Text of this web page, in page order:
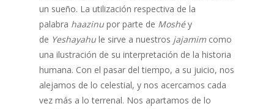
un sueño. La utilización respectiva de la
palabra haazinu por parte de Moshéy
de Yeshayahu le sirve a nuestros jajamim como
una ilustración de su interpretación de la historia
humana. Con el pasar del tiempo, a su juicio, nos
alejamos de lo celestial, y nos acercamos cada
vez más a lo terrenal. Nos apartamos de lo